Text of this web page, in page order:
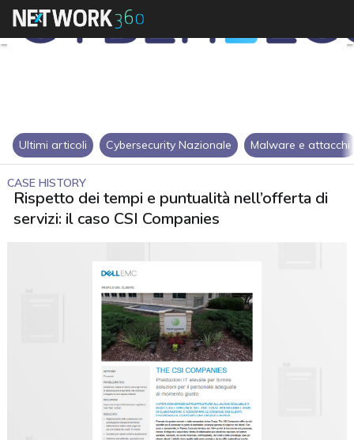
Ultimi articoli Cybersecurity Nazionale Malware e attacchi
CASE HISTORY
Rispetto dei tempi e puntualità nell’offerta di
servizi: il caso CSI Companies